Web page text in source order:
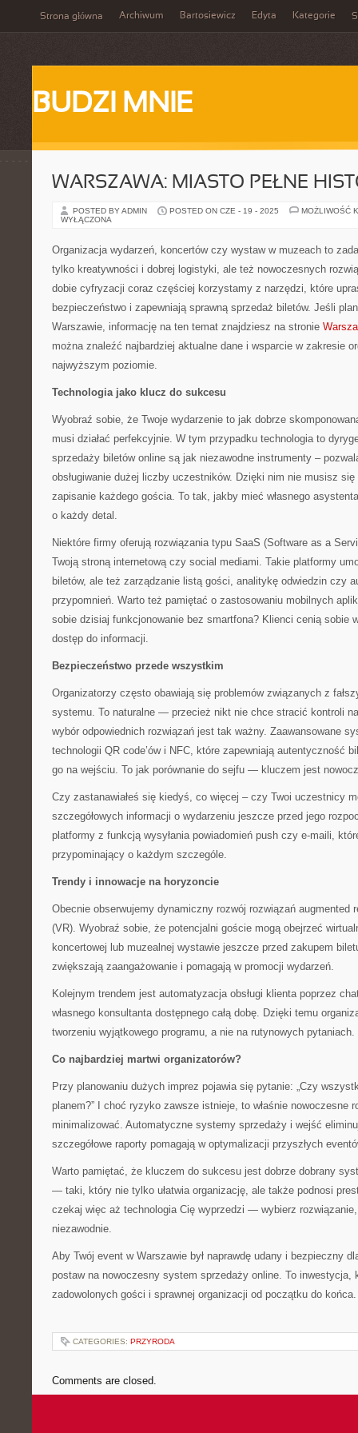
Strona główna Archiwum Bartosiewicz Edyta Kategorie
BUDZI MNIE
WARSZAWA: MIASTO PEŁNE
POSTED BY ADMIN POSTED ON CZE - 19 - 2025
MOŻLIWOŚĆ
WYŁĄCZONA
Organizacja wydarzeń, koncertów czy wystaw w muzeach to
tylko kreatywności i dobrej logistyki, ale też nowoczesnych
dobie cyfryzacji coraz częściej korzystamy z narzędzi, które
bezpieczeństwo i zapewniają sprawną sprzedaż biletów. Jeśli
Warszawie, informację na ten temat znajdziesz na stronie
można znaleźć najbardziej aktualne dane i wsparcie w zakresie
najwyższym poziomie.
Technologia jako klucz do sukcesu
Wyobraź sobie, że Twoje wydarzenie to jak dobrze
musi działać perfekcyjnie. W tym przypadku technologia to
sprzedaży biletów online są jak niezawodne instrumenty –
obsługiwanie dużej liczby uczestników. Dzięki nim nie musisz
zapisanie każdego gościa. To tak, jakby mieć własnego
o każdy detal.
Niektóre firmy oferują rozwiązania typu SaaS (Software as a
Twoją stroną internetową czy social mediami. Takie platformy
biletów, ale też zarządzanie listą gości, analitykę odwiedzin czy
przypomnień. Warto też pamiętać o zastosowaniu mobilnych
sobie dzisiaj funkcjonowanie bez smartfona? Klienci cenią sobie
dostęp do informacji.
Bezpieczeństwo przede wszystkim
Organizatorzy często obawiają się problemów związanych z
systemu. To naturalne — przecież nikt nie chce stracić kontroli
wybór odpowiednich rozwiązań jest tak ważny. Zaawansowane
technologii QR code’ów i NFC, które zapewniają autentyczność
go na wejściu. To jak porównanie do sejfu — kluczem jest
Czy zastanawiałeś się kiedyś, co więcej – czy Twoi uczestnicy
szczegółowych informacji o wydarzeniu jeszcze przed jego
platformy z funkcją wysyłania powiadomień push czy e-maili,
przypominający o każdym szczególe.
Trendy i innowacje na horyzoncie
Obecnie obserwujemy dynamiczny rozwój rozwiązań augmented
(VR). Wyobraź sobie, że potencjalni goście mogą obejrzeć
koncertowej lub muzealnej wystawie jeszcze przed zakupem
zwiększają zaangażowanie i pomagają w promocji wydarzeń.
Kolejnym trendem jest automatyzacja obsługi klienta poprzez
własnego konsultanta dostępnego całą dobę. Dzięki temu
tworzeniu wyjątkowego programu, a nie na rutynowych pytaniach.
Co najbardziej martwi organizatorów?
Przy planowaniu dużych imprez pojawia się pytanie: „Czy
planem?” I choć ryzyko zawsze istnieje, to właśnie nowoczesne
minimalizować. Automatyczne systemy sprzedaży i wejść
szczegółowe raporty pomagają w optymalizacji przyszłych
Warto pamiętać, że kluczem do sukcesu jest dobrze dobrany
— taki, który nie tylko ułatwia organizację, ale także podnosi
czekaj więc aż technologia Cię wyprzedzi — wybierz
niezawodnie.
Aby Twój event w Warszawie był naprawdę udany i bezpieczny
postaw na nowoczesny system sprzedaży online. To inwestycja,
zadowolonych gości i sprawnej organizacji od początku do końca.
CATEGORIES: PRZYRODA
Comments are closed.